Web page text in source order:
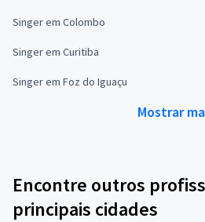
Singer em Colombo
Singer em Curitiba
Singer em Foz do Iguaçu
Mostrar
Encontre outros
principais cidades